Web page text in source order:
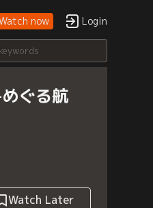
now Login
ぐる航
Watch Later